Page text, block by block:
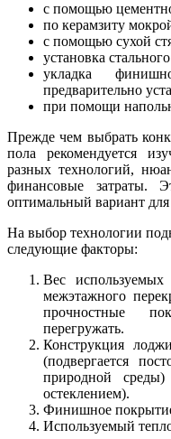
с помощью
по керамзиту
с помощью сухой
установка
укладка
предварительно
при помощи
Прежде чем выбрать
пола рекомендуется
разных технологий,
финансовые затраты.
оптимальный вариант
На выбор технологии
следующие факторы:
Вес
межэтажного
прочностные
перегружать.
Конструкция
(подвергается
природной
остеклением).
Финишное
Используемый